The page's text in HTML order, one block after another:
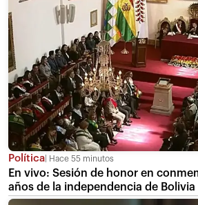
Política Hace 55 minutos
En vivo: Sesión de honor en
años de la independencia de Bolivia